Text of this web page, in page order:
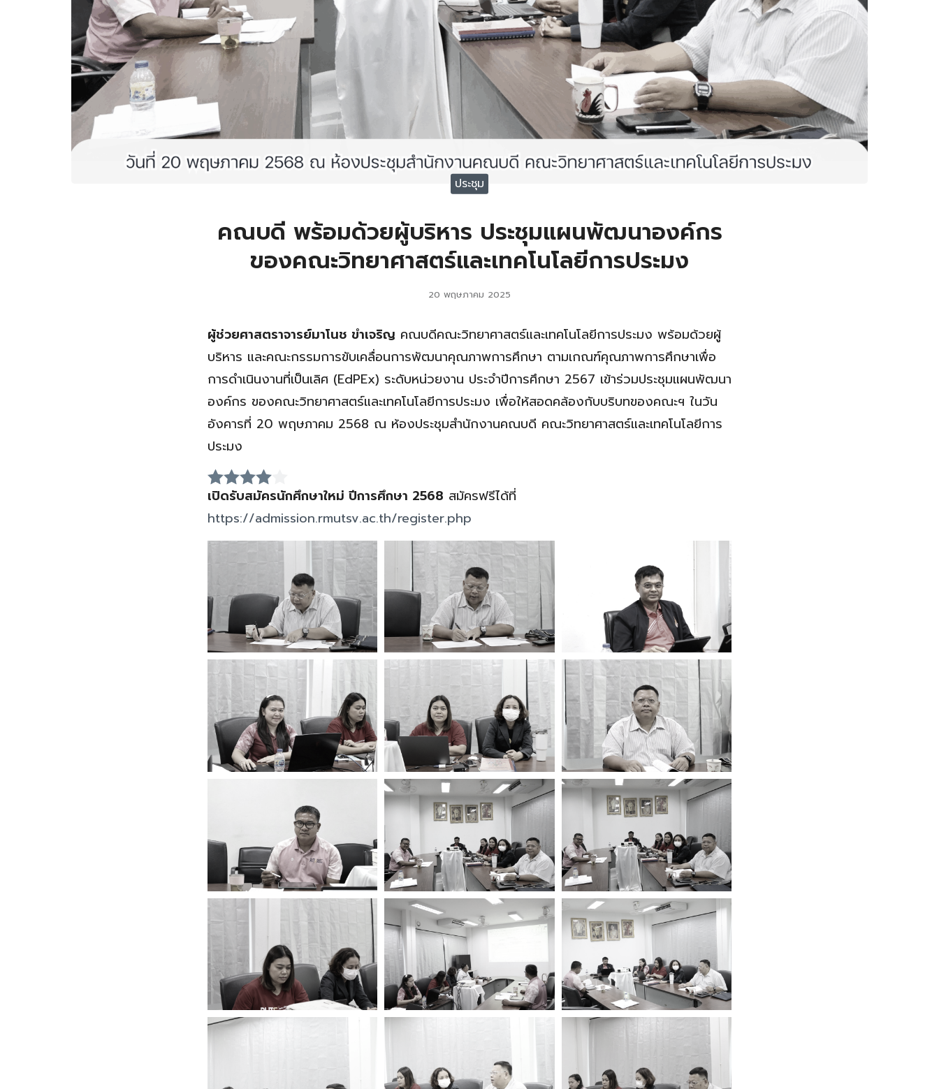
ประชุม
คณบดี พร้อมด้วยผู้บริหาร ประชุมแผนพัฒนาองค์กร
ของคณะวิทยาศาสตร์และเทคโนโลยีการประมง
20 พฤษภาคม 2025
ผู้ช่วยศาสตราจารย์มาโนช ขำเจริญ คณบดีคณะวิทยาศาสตร์และเทคโนโลยีการประมง พร้อมด้วยผู้
บริหาร และคณะกรรมการขับเคลื่อนการพัฒนาคุณภาพการศึกษา ตามเกณฑ์คุณภาพการศึกษาเพื่อ
การดำเนินงานที่เป็นเลิศ (EdPEx) ระดับหน่วยงาน ประจำปีการศึกษา 2567 เข้าร่วมประชุมแผนพัฒนา
องค์กร ของคณะวิทยาศาสตร์และเทคโนโลยีการประมง เพื่อให้สอดคล้องกับบริบทของคณะฯ ในวัน
อังคารที่ 20 พฤษภาคม 2568 ณ ห้องประชุมสำนักงานคณบดี คณะวิทยาศาสตร์และเทคโนโลยีการ
ประมง
เปิดรับสมัครนักศึกษาใหม่ ปีการศึกษา 2568 สมัครฟรีได้ที่
https://admission.rmutsv.ac.th/register.php